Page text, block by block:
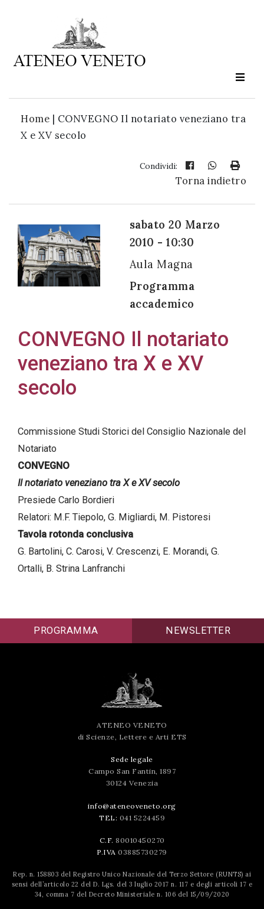
Home | CONVEGNO Il notariato veneziano tra
X e XV secolo
Condividi:
Torna indietro
sabato 20 Marzo
2010 - 10:30
Aula Magna
Programma
accademico
CONVEGNO Il notariato
veneziano tra X e XV
secolo
Commissione Studi Storici del Consiglio Nazionale del
Notariato
CONVEGNO
Il notariato veneziano tra X e XV secolo
Presiede Carlo Bordieri
Relatori: M.F. Tiepolo, G. Migliardi, M. Pistoresi
Tavola rotonda conclusiva
G. Bartolini, C. Carosi, V. Crescenzi, E. Morandi, G.
Ortalli, B. Strina Lanfranchi
Ateneo
è
cultura
Acconsento
all'uso dei
miei dati
personali in
accordo
decreto
legislativo
196/03
Registrazione
avvenuta con
successo!
PROGRAMMA NEWSLETTER
ATENEO VENETO
di Scienze, Lettere e Arti ETS
Sede legale
Campo San Fantin, 1897
30124 Venezia
info@ateneoveneto.org
TEL: 041 5224459
C.F. 80010450270
P.IVA 03885730279
Rep. n. 158803 del Registro Unico Nazionale del Terzo Settore (RUNTS) ai
sensi dell’articolo 22 del D. Lgs. del 3 luglio 2017 n. 117 e degli articoli 17 e
34, comma 7 del Decreto Ministeriale n. 106 del 15/09/2020